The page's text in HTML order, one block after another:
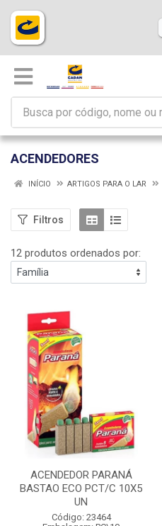
ACENDEDORES
INÍCIO ARTIGOS PARA O LAR
Filtros
12 produtos ordenados por:
ACENDEDOR PARANÁ
BASTAO ECO PCT/C 10X5
UN
Código: 23464